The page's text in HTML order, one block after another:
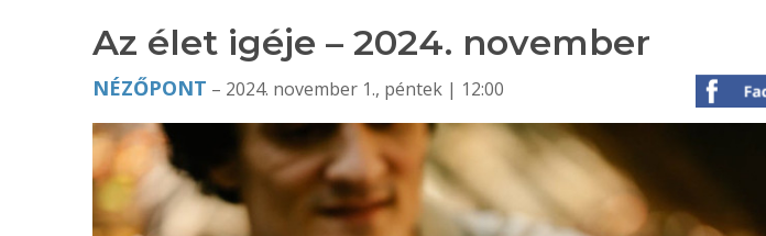
Az élet igéje – 2024. november
NÉZŐPONT – 2024. november 1., péntek | 12:00